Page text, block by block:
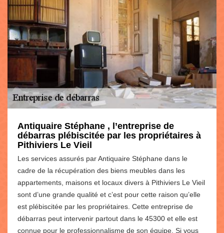
Antiquaire Stéphane , l’entreprise de
débarras plébiscitée par les propriétaires à
Pithiviers Le Vieil
Les services assurés par Antiquaire Stéphane dans le
cadre de la récupération des biens meubles dans les
appartements, maisons et locaux divers à Pithiviers Le Vieil
sont d’une grande qualité et c’est pour cette raison qu’elle
est plébiscitée par les propriétaires. Cette entreprise de
débarras peut intervenir partout dans le 45300 et elle est
connue pour le professionnalisme de son équipe. Si vous